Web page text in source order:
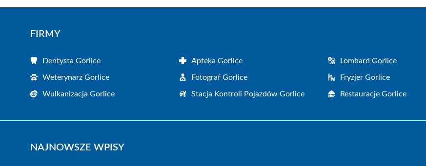
FIRMY
Dentysta Gorlice Apteka Gorlice Lombard Gorlice
Weterynarz Gorlice Fotograf Gorlice Fryzjer Gorlice
Wulkanizacja Gorlice Stacja Kontroli Pojazdów Gorlice Restauracje Gorlice
NAJNOWSZE WPISY